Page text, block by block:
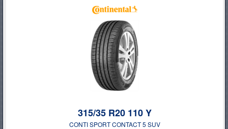
315/35 R20 110 Y
CONTI SPORT CONTACT 5 SUV